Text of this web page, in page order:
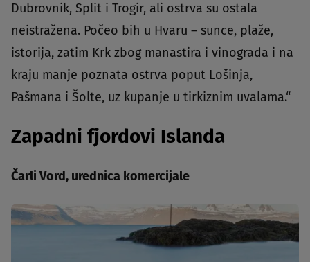
Dubrovnik, Split i Trogir, ali ostrva su ostala
neistražena. Počeo bih u Hvaru – sunce, plaže,
istorija, zatim Krk zbog manastira i vinograda i na
kraju manje poznata ostrva poput Lošinja,
Pašmana i Šolte, uz kupanje u tirkiznim uvalama.“
Zapadni fjordovi Islanda
Čarli Vord, urednica komercijale